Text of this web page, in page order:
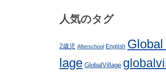
人気のタグ
2歳児 Afterschool English Global
lage GlobalVillage